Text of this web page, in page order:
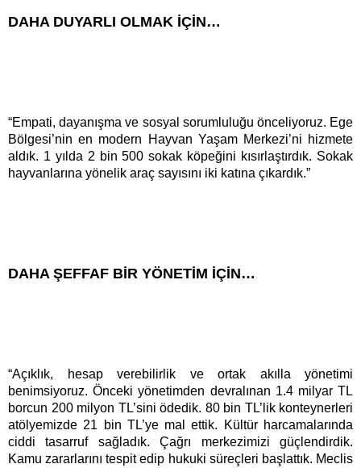
DAHA DUYARLI OLMAK İÇİN…
“Empati, dayanışma ve sosyal sorumluluğu önceliyoruz. Ege
Bölgesi’nin en modern Hayvan Yaşam Merkezi’ni hizmete
aldık. 1 yılda 2 bin 500 sokak köpeğini kısırlaştırdık. Sokak
hayvanlarına yönelik araç sayısını iki katına çıkardık.”
DAHA ŞEFFAF BİR YÖNETİM İÇİN…
“Açıklık, hesap verebilirlik ve ortak akılla yönetimi
benimsiyoruz. Önceki yönetimden devralınan 1.4 milyar TL
borcun 200 milyon TL’sini ödedik. 80 bin TL’lik konteynerleri
atölyemizde 21 bin TL’ye mal ettik. Kültür harcamalarında
ciddi tasarruf sağladık. Çağrı merkezimizi güçlendirdik.
Kamu zararlarını tespit edip hukuki süreçleri başlattık. Meclis